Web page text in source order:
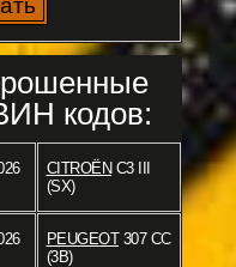
кодов:
CITROËNC3 III
(SX)
PEUGEOT307 CC
(3B)